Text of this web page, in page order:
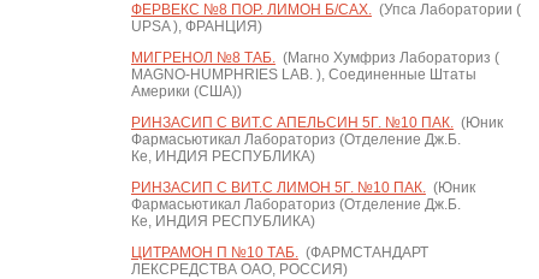
ФЕРВЕКС №8 ПОР. ЛИМОН Б/САХ.(Упса Лаборатории (
UPSA ), ФРАНЦИЯ)
МИГРЕНОЛ №8 ТАБ.(Магно Хумфриз Лабораториз (
MAGNO-HUMPHRIES LAB. ), Соединенные Штаты
Америки (США))
РИНЗАСИП С ВИТ.С АПЕЛЬСИН 5Г. №10 ПАК.(Юник
Фармасьютикал Лабораториз (Отделение Дж.Б.
Ке, ИНДИЯ РЕСПУБЛИКА)
РИНЗАСИП С ВИТ.С ЛИМОН 5Г. №10 ПАК.(Юник
Фармасьютикал Лабораториз (Отделение Дж.Б.
Ке, ИНДИЯ РЕСПУБЛИКА)
ЦИТРАМОН П №10 ТАБ.(ФАРМСТАНДАРТ
ЛЕКСРЕДСТВА ОАО, РОССИЯ)